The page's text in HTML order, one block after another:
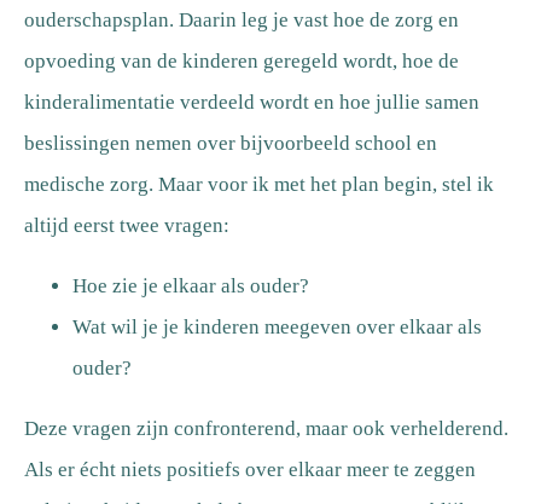
ouderschapsplan. Daarin leg je vast hoe de zorg en
opvoeding van de kinderen geregeld wordt, hoe de
kinderalimentatie verdeeld wordt en hoe jullie samen
beslissingen nemen over bijvoorbeeld school en
medische zorg. Maar voor ik met het plan begin, stel ik
altijd eerst twee vragen:
Hoe zie je elkaar als ouder?
Wat wil je je kinderen meegeven over elkaar als
ouder?
Deze vragen zijn confronterend, maar ook verhelderend.
Als er écht niets positiefs over elkaar meer te zeggen